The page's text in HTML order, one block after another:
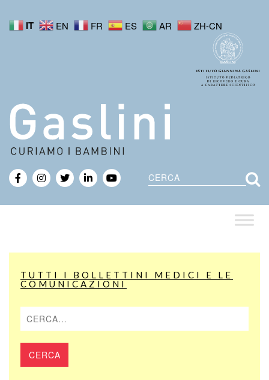
IT EN FR ES AR ZH-CN
Cerca
TUTTI I BOLLETTINI MEDICI E LE
COMUNICAZIONI